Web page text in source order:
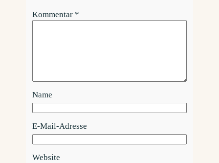
Kommentar *
Name
E-Mail-Adresse
Website